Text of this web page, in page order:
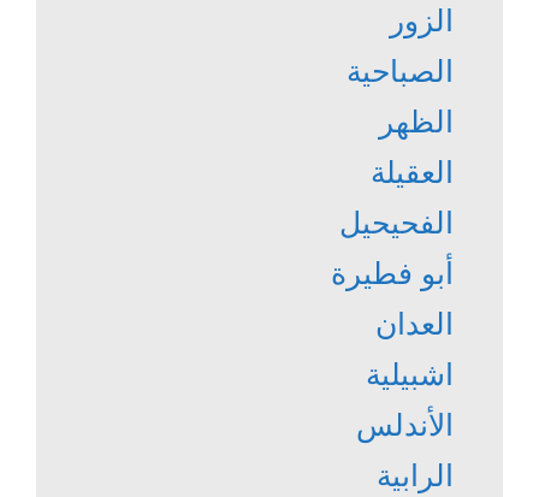
الزور
الصباحية
الظهر
العقيلة
الفحيحيل
أبو فطيرة
العدان
اشبيلية
الأندلس
الرابية